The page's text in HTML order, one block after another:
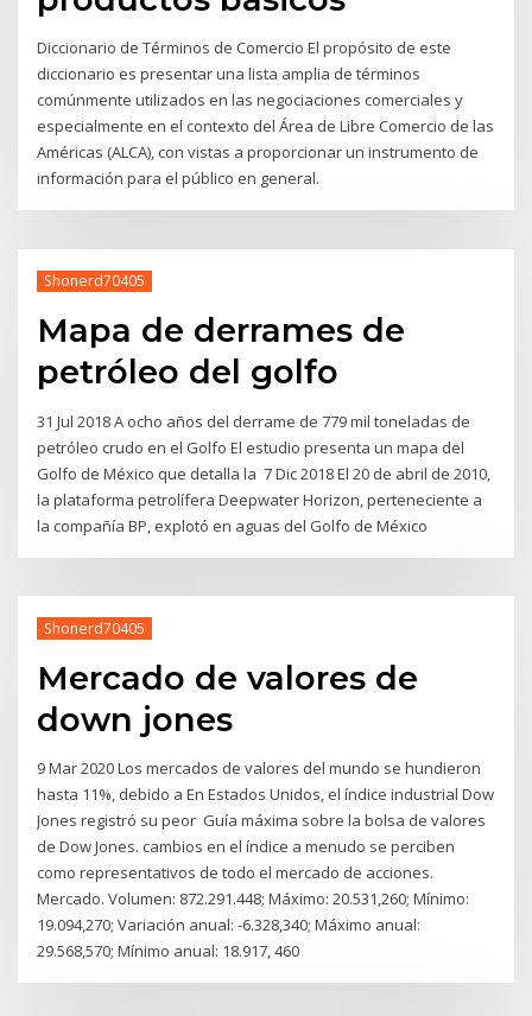
Diccionario de Términos de Comercio El propósito de este
diccionario es presentar una lista amplia de términos
comúnmente utilizados en las negociaciones comerciales y
especialmente en el contexto del Área de Libre Comercio de las
Américas (ALCA), con vistas a proporcionar un instrumento de
información para el público en general.
Shonerd70405
Mapa de derrames de
petróleo del golfo
31 Jul 2018 A ocho años del derrame de 779 mil toneladas de
petróleo crudo en el Golfo El estudio presenta un mapa del
Golfo de México que detalla la 7 Dic 2018 El 20 de abril de 2010,
la plataforma petrolífera Deepwater Horizon, perteneciente a
la compañía BP, explotó en aguas del Golfo de México
Shonerd70405
Mercado de valores de
down jones
9 Mar 2020 Los mercados de valores del mundo se hundieron
hasta 11%, debido a En Estados Unidos, el índice industrial Dow
Jones registró su peor Guía máxima sobre la bolsa de valores
de Dow Jones. cambios en el índice a menudo se perciben
como representativos de todo el mercado de acciones.
Mercado. Volumen: 872.291.448; Máximo: 20.531,260; Mínimo:
19.094,270; Variación anual: -6.328,340; Máximo anual:
29.568,570; Mínimo anual: 18.917, 460